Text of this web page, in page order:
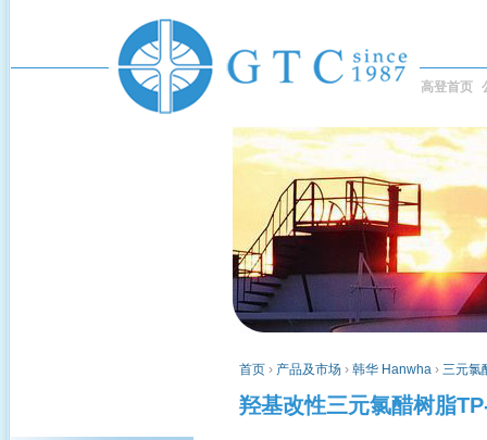
高登首页
首页 › 产品及市场 › 韩华 Hanwha › 三元氯
羟基改性三元氯醋树脂